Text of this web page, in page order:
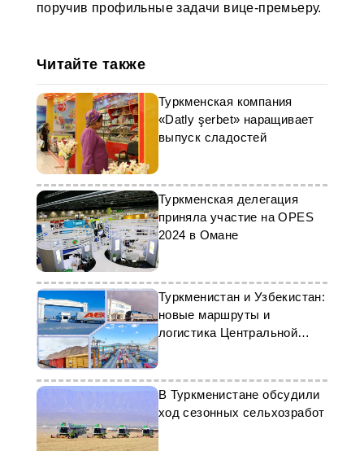
поручив профильные задачи вице-премьеру.
Читайте также
Туркменская компания
«Datly şerbet» наращивает
выпуск сладостей
Туркменская делегация
приняла участие на OPES
2024 в Омане
Туркменистан и Узбекистан:
новые маршруты и
логистика Центральной
В Туркменистане обсудили
ход сезонных сельхозработ